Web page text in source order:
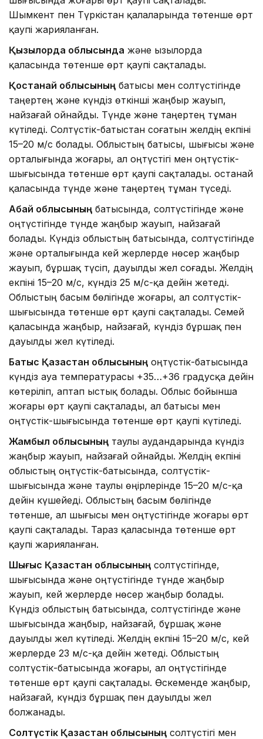
Шымкент пен Түркістан қалаларында төтенше өрт
қаупі жарияланған.
Қызылорда облысында және Қызылорда
қаласында төтенше өрт қаупі сақталады.
Қостанай облысының батысы мен солтүстігінде
таңертең және күндіз өткінші жаңбыр жауып,
найзағай ойнайды. Түнде және таңертең тұман
күтіледі. Солтүстік-батыстан соғатын желдің екпіні
15–20 м/с болады. Облыстың батысы, шығысы және
орталығында жоғары, ал оңтүстігі мен оңтүстік-
шығысында төтенше өрт қаупі сақталады. Қостанай
қаласында түнде және таңертең тұман түседі.
Абай облысының батысында, солтүстігінде және
оңтүстігінде түнде жаңбыр жауып, найзағай
болады. Күндіз облыстың батысында, солтүстігінде
және орталығында кей жерлерде нөсер жаңбыр
жауып, бұршақ түсіп, дауылды жел соғады. Желдің
екпіні 15–20 м/с, күндіз 25 м/с-қа дейін жетеді.
Облыстың басым бөлігінде жоғары, ал солтүстік-
шығысында төтенше өрт қаупі сақталады. Семей
қаласында жаңбыр, найзағай, күндіз бұршақ пен
дауылды жел күтіледі.
Батыс Қазақстан облысының оңтүстік-батысында
күндіз ауа температурасы +35…+36 градусқа дейін
көтеріліп, аптап ыстық болады. Облыс бойынша
жоғары өрт қаупі сақталады, ал батысы мен
оңтүстік-шығысында төтенше өрт қаупі күтіледі.
Жамбыл облысының таулы аудандарында күндіз
жаңбыр жауып, найзағай ойнайды. Желдің екпіні
облыстың оңтүстік-батысында, солтүстік-
шығысында және таулы өңірлерінде 15–20 м/с-қа
дейін күшейеді. Облыстың басым бөлігінде
төтенше, ал шығысы мен оңтүстігінде жоғары өрт
қаупі сақталады. Тараз қаласында төтенше өрт
қаупі жарияланған.
Шығыс Қазақстан облысының солтүстігінде,
шығысында және оңтүстігінде түнде жаңбыр
жауып, кей жерлерде нөсер жаңбыр болады.
Күндіз облыстың батысында, солтүстігінде және
шығысында жаңбыр, найзағай, бұршақ және
дауылды жел күтіледі. Желдің екпіні 15–20 м/с, кей
жерлерде 23 м/с-қа дейін жетеді. Облыстың
солтүстік-батысында жоғары, ал оңтүстігінде
төтенше өрт қаупі сақталады. Өскеменде жаңбыр,
найзағай, күндіз бұршақ пен дауылды жел
болжанады.
Солтүстік Қазақстан облысының солтүстігі мен